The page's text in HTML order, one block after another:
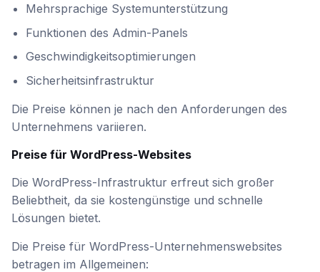
Mehrsprachige Systemunterstützung
Funktionen des Admin-Panels
Geschwindigkeitsoptimierungen
Sicherheitsinfrastruktur
Die Preise können je nach den Anforderungen des
Unternehmens variieren.
Preise für WordPress-Websites
Die WordPress-Infrastruktur erfreut sich großer
Beliebtheit, da sie kostengünstige und schnelle
Lösungen bietet.
Die Preise für WordPress-Unternehmenswebsites
betragen im Allgemeinen: